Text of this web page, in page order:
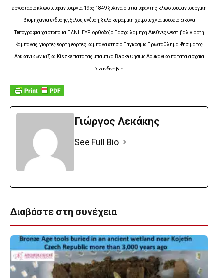
εργοστασιο κλωστοϋφαντουργια 19ος 1849 ξυλινα σπιτια υφαντης κλωστουφαντουργικη
βιομηχανια ενδυσης, ξυλου, ενδυση, ξυλο κεραμικη χειροτεχνια μουσειο Εικονα
Τυπογραφια χαρτοποιια ΠΑΝΗΓΥΡΙ ορθοδοξο Πασχα λαμπρη Διεθνες Φεστιβαλ γιορτη
Καμπανας, γιορτες εορτη εορτες καμπανα ετησιο Παγκοσμιο Πρωταθλημα Ψησιματος
Λουκανικων κιζκα Kiszka πατατας μπαμπκα Babka ψησιμο Λουκανικο πατατα αρχαια
Σκανδιναβια
Γιώργος Λεκάκης
See Full Bio
Διαβάστε στη συνέχεια